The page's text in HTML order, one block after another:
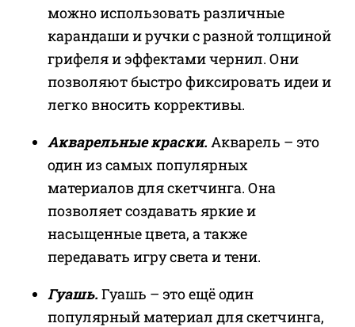
можно использовать различные
карандаши и ручки с разной толщиной
грифеля и эффектами чернил. Они
позволяют быстро фиксировать идеи и
легко вносить коррективы.
Акварельные краски. Акварель – это
один из самых популярных
материалов для скетчинга. Она
позволяет создавать яркие и
насыщенные цвета, а также
передавать игру света и тени.
Гуашь. Гуашь – это ещё один
популярный материал для скетчинга,